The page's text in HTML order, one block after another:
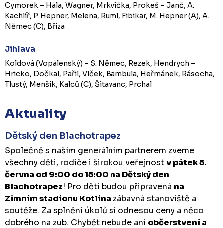
Cymorek – Hála, Wagner, Mrkvička, Prokeš – Janč, A.
Kachlíř, P. Hepner, Melena, Ruml, Fibikar, M. Hepner (A), A.
Němec (C), Bříza
Jihlava
Koldová (Vopálenský) – S. Němec, Rezek, Hendrych –
Hricko, Dočkal, Pařil, Vlček, Bambula, Heřmánek, Rásocha,
Tlustý, Menšík, Kalců (C), Šitavanc, Prchal
Aktuality
Dětský den Blachotrapez
Společně s naším generálním partnerem zveme
všechny děti, rodiče i širokou veřejnostv pátek 5.
června od 9:00 do 15:00 na Dětský den
Blachotrapez! Pro děti budou připravená na
Zimním stadionu Kotlina zábavná stanoviště a
soutěže. Za splnění úkolů si odnesou ceny a něco
dobrého na zub. Chybět nebude ani občerstvení a